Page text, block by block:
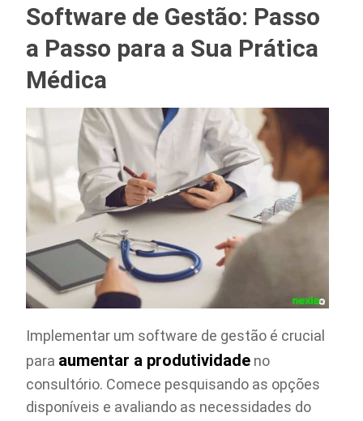
Software de Gestão: Passo
a Passo para a Sua Prática
Médica
Implementar um software de gestão é crucial
para aumentar a produtividade no
consultório. Comece pesquisando as opções
disponíveis e avaliando as necessidades do